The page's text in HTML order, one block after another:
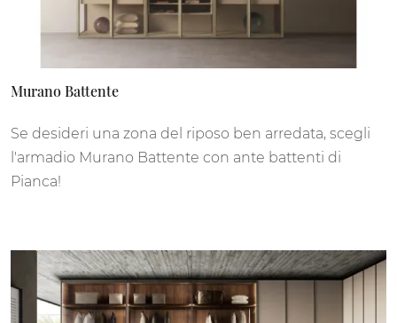
Murano Battente
Se desideri una zona del riposo ben arredata, scegli
l'armadio Murano Battente con ante battenti di
Pianca!